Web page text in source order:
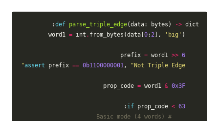
def parse_triple_edge(data: bytes) -> dict:
= int . from_bytes(data[ 0:2 ], 'big' )
= word1 >> 6
assert prefix == 0b1100000001, "Not Triple Edge"
= word1 & 0x3F
if prop_code < 63
:
# Basic mode (4 words)